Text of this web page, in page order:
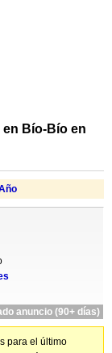
Bío-Bío en
anuncio (90+ días)
para el último